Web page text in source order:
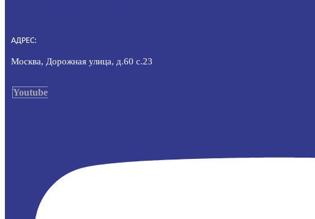
АДРЕС:
Москва, Дорожная улица, д.60 с.23
Youtube